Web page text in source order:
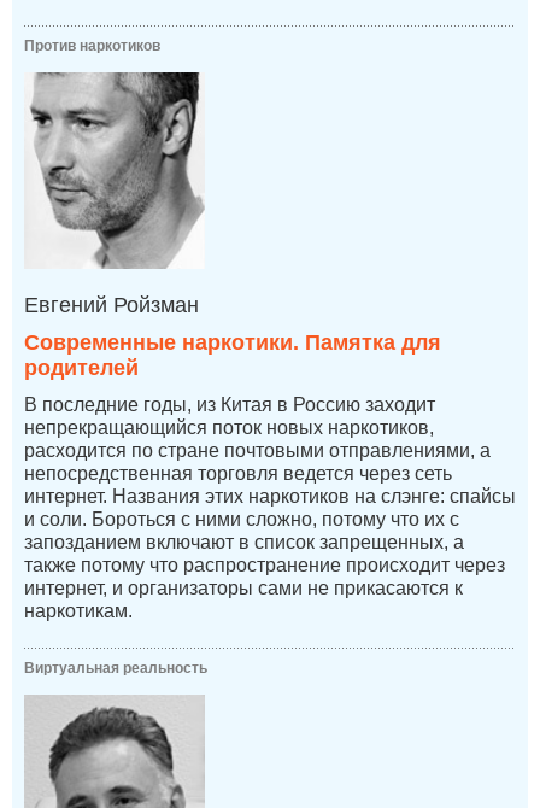
Против наркотиков
Евгений Ройзман
Современные наркотики. Памятка для
родителей
В последние годы, из Китая в Россию заходит
непрекращающийся поток новых наркотиков,
расходится по стране почтовыми отправлениями, а
непосредственная торговля ведется через сеть
интернет. Названия этих наркотиков на слэнге: спайсы
и соли. Бороться с ними сложно, потому что их с
запозданием включают в список запрещенных, а
также потому что распространение происходит через
интернет, и организаторы сами не прикасаются к
наркотикам.
Виртуальная реальность